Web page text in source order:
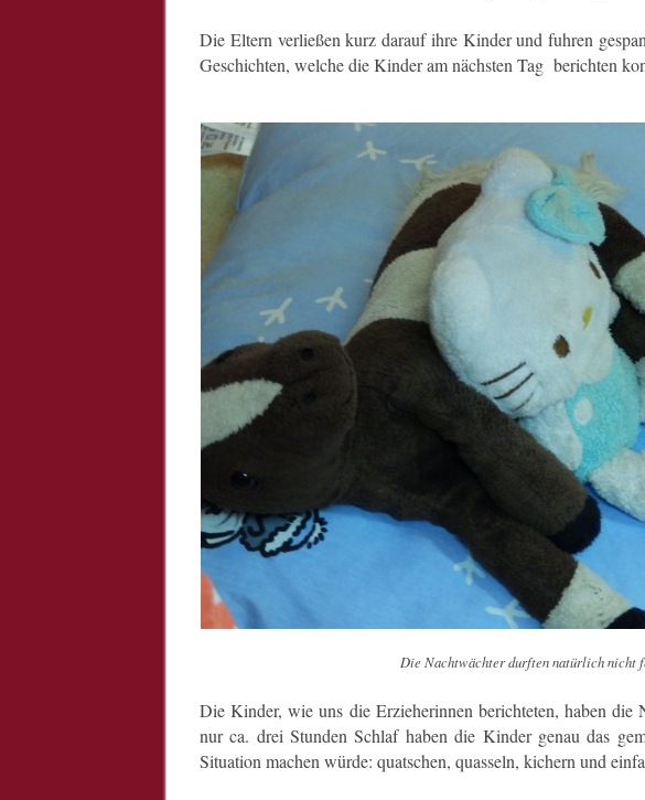
Die Eltern verließen kurz darauf ihre Kinder und fuhren
Geschichten, welche die Kinder am nächsten Tag berichten
Die Nachtwächter durften natürlich nicht
Die Kinder, wie uns die Erzieherinnen berichteten, haben die
nur ca. drei Stunden Schlaf haben die Kinder genau das
Situation machen würde: quatschen, quasseln, kichern und